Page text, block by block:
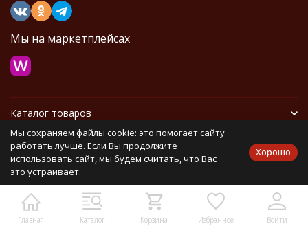
Главная Каталог Корзина Избранное Войти
Мы на маркетплейсах
Каталог товаров
Информация
Политика персональных данных Карта сайта
Мы сохраняем файлы cookie: это помогает сайту
работать лучше. Если Вы продолжите
использовать сайт, мы будем считать, что Вас
это устраивает.
Хорошо